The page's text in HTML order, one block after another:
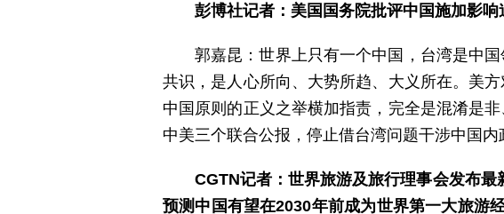
彭博社记者：美国国务院批评中国施加影
郭嘉昆：世界上只有一个中国，台湾是中
共识，是人心所向、大势所趋、大义所在。美
中国原则的正义之举横加指责，完全是混淆是
中美三个联合公报，停止借台湾问题干涉中国内
CGTN记者：世界旅游及旅行理事会发布
预测中国有望在2030年前成为世界第一大旅游